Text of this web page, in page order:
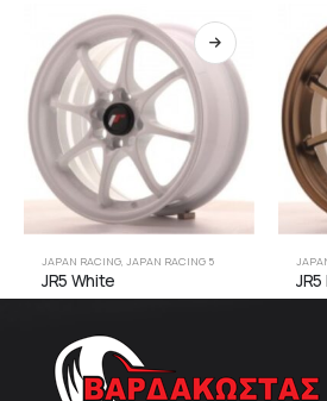
JAPAN RACING, JAPAN RACING 5
JR5 White JR5